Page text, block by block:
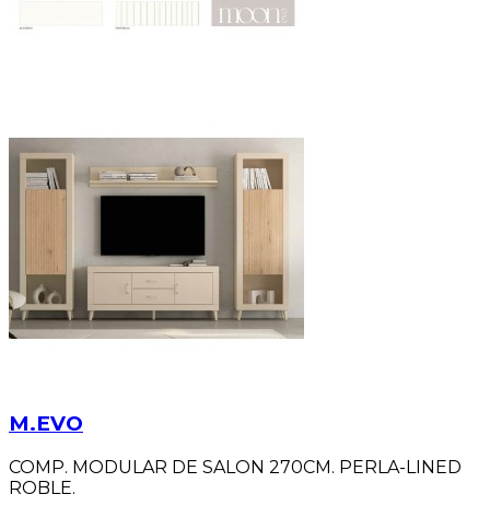
M.EVO
COMP. MODULAR DE SALON 270CM. PERLA-LINED
ROBLE.